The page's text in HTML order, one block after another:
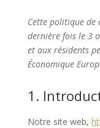
Cette politique de
dernière fois le 3
et aux résidents
Économique
1.
Notre site web,